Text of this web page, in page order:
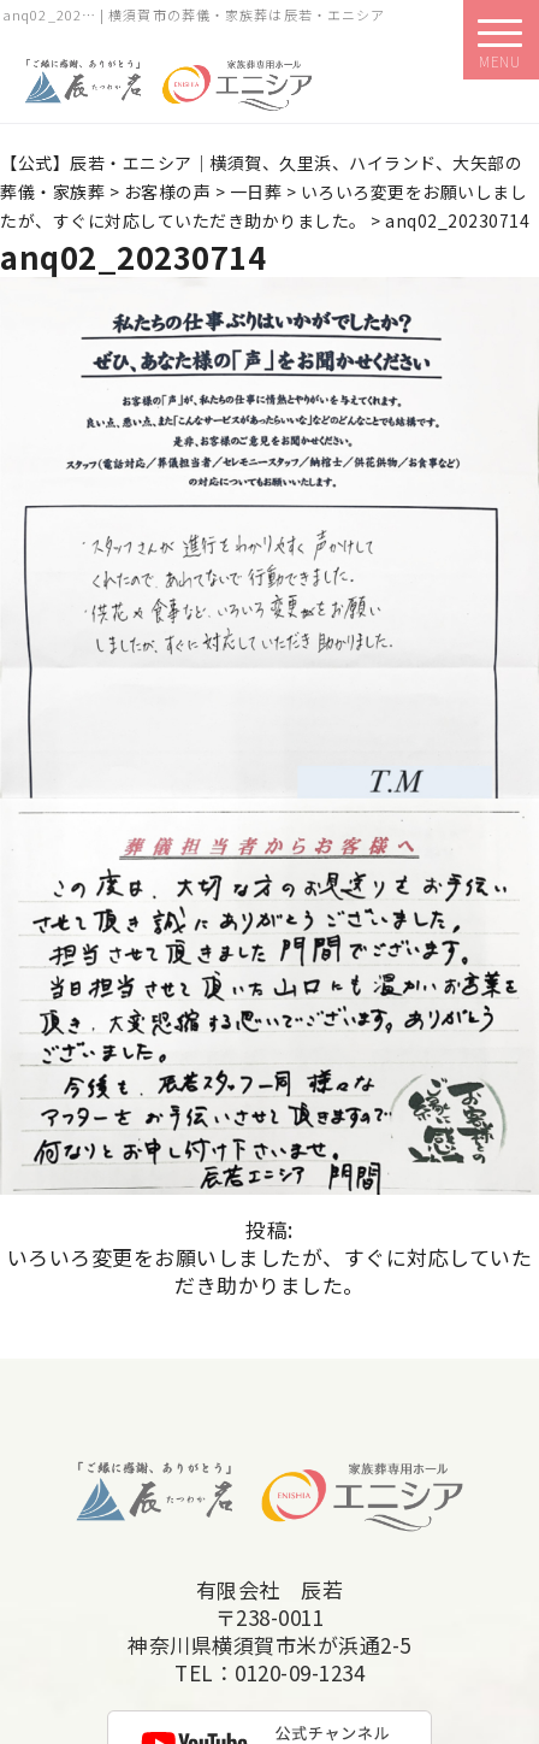
anq02_202… | 横須賀市の葬儀・家族葬は辰若・エニシア
MENU
【公式】辰若・エニシア｜横須賀、久里浜、ハイランド、大矢部の
葬儀・家族葬 > お客様の声 > 一日葬 > いろいろ変更をお願いしまし
たが、すぐに対応していただき助かりました。
> anq02_20230714
anq02_20230714
投稿:
いろいろ変更をお願いしましたが、すぐに対応していた
だき助かりました。
有限会社 辰若
〒238-0011
神奈川県横須賀市米が浜通2-5
TEL： 0120-09-1234